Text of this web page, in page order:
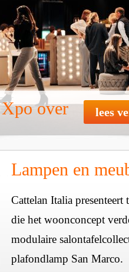
over lees
Lampen en
Cattelan Italia
die het woonconcept
modulaire
plafondlamp San Marco.